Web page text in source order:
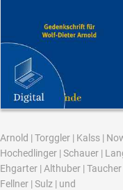
Arnold | Torggler | Kalss |
Hochedlinger | Schauer |
Ehgarter | Althuber | Taucher
Fellner | Sulz | und